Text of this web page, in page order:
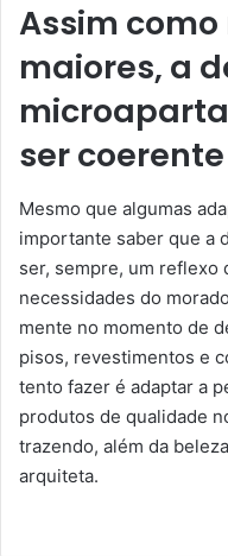
Assim
maiores, a
ser
Mesmo que algumas
importante saber que a
ser, sempre, um reflexo
necessidades do
mente no momento de
pisos, revestimentos e
tento fazer é adaptar a
produtos de qualidade
trazendo, além da
arquiteta.